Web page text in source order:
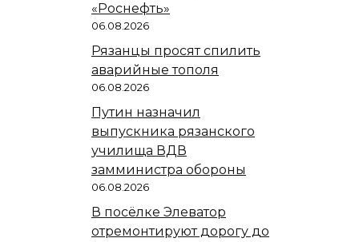
«Роснефть»
06.08.2026
Рязанцы просят спилить
аварийные тополя
06.08.2026
Путин назначил
выпускника рязанского
училища ВДВ
замминистра обороны
06.08.2026
В посёлке Элеватор
отремонтируют дорогу до